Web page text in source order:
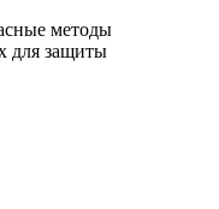
методы
для защиты